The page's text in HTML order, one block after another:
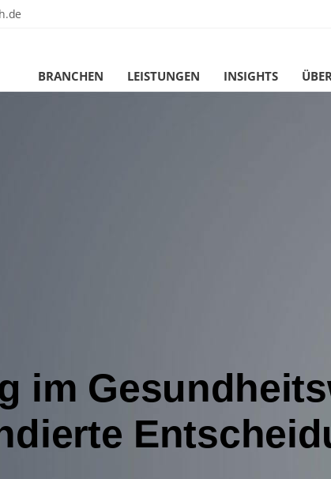
BRANCHEN LEISTUNGEN INSIGHTS
im